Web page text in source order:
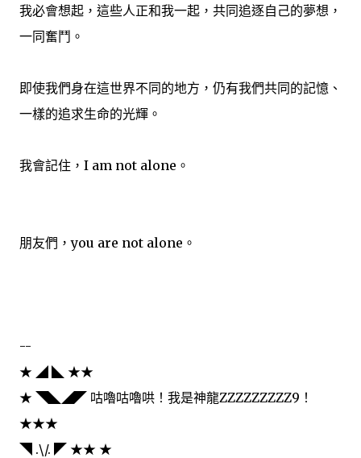
我必會想起，這些人正和我一起，共同追逐自己的夢想，
一同奮鬥。
即使我們身在這世界不同的地方，仍有我們共同的記憶、
一樣的追求生命的光輝。
我會記住，I am not alone。
朋友們，you are not alone。
--
★ ◢ ◣ ★★
★ ◥◣◢◤ 咕嚕咕嚕哄！我是神龍ZZZZZZZZZ9！
★★★
◥ .\/. ◤ ★★ ★